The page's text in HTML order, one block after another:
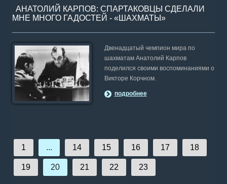
АНАТОЛИЙ КАРПОВ: СПАРТАКОВЦЫ СДЕЛАЛИ
МНЕ МНОГО ГАДОСТЕЙ - «ШАХМАТЫ»
Двенадцатый чемпион мира по
шахматам Анатолий Карпов
поделился своими воспоминаниями о
Викторе Корчном.
подробнее
1 ... 14 15 16 17 18
19 20 21 22 23